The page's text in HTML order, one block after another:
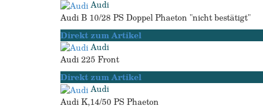
Audi
Audi B 10/28 PS Doppel Phaeton "nicht bestätigt"
Direkt zum Artikel
Audi
Audi 225 Front
Direkt zum Artikel
Audi
Audi K,14/50 PS Phaeton